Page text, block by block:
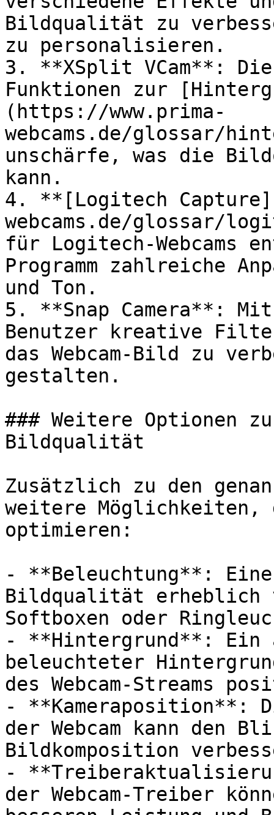
Bildqualität zu
zu personalisieren.
3. **XSplit VCam**:
Funktionen zur
(https://www.prima-
webcams.de/glossar/
unschärfe, was die
kann.
4. **[Logitech
webcams.de/glossar/
für Logitech-Webcams
Programm zahlreiche
und Ton.
5. **Snap Camera**: Mit
Benutzer kreative
das Webcam-Bild zu
gestalten.
### Weitere Optionen
Bildqualität
Zusätzlich zu den
weitere Möglichkeiten,
optimieren:
- **Beleuchtung**:
Bildqualität erheblich
Softboxen oder
- **Hintergrund**: Ein
beleuchteter
des Webcam-Streams
- **Kameraposition**:
der Webcam kann den
Bildkomposition
-
der Webcam-Treiber